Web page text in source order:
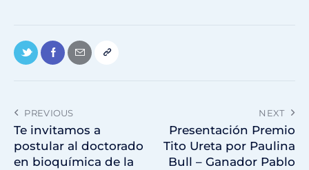
PREVIOUS
Te invitamos a
postular al doctorado
en bioquímica de la
NEXT
Presentación Premio
Tito Ureta por Paulina
Bull – Ganador Pablo